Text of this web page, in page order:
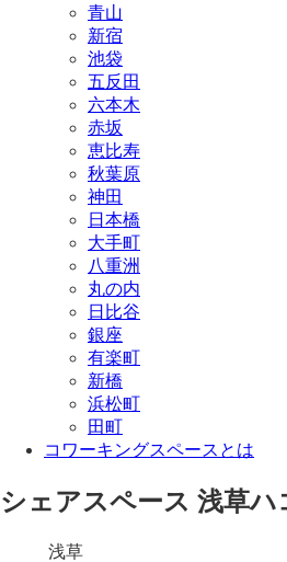
青山
新宿
池袋
五反田
六本木
赤坂
恵比寿
秋葉原
神田
日本橋
大手町
八重洲
丸の内
日比谷
銀座
有楽町
新橋
浜松町
田町
コワーキングスペースとは
シェアスペース 浅草ハ
浅草